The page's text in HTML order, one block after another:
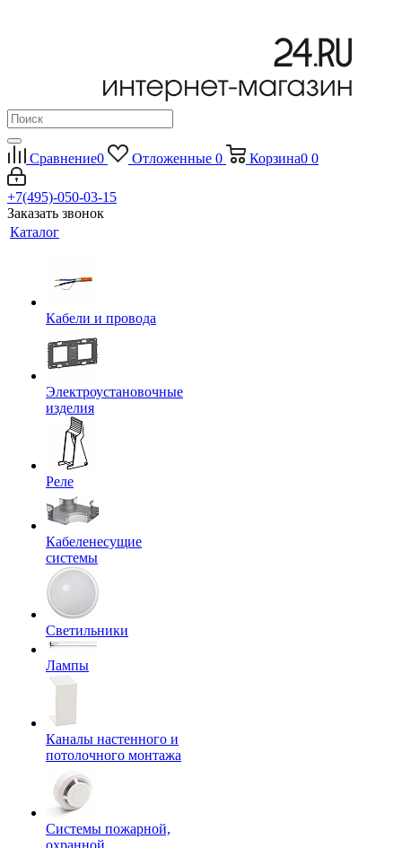
Сравнение0 Отложенные 0 Корзина0 0
+7(495)-050-03-15
Заказать звонок
Каталог
Кабели и провода
Электроустановочные
изделия
Реле
Кабеленесущие
системы
Светильники
Лампы
Каналы настенного и
потолочного монтажа
Системы пожарной,
охранной